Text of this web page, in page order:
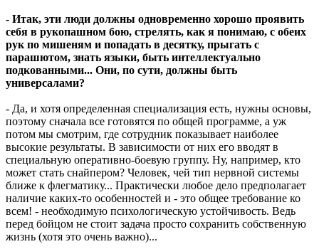
- Итак, эти люди должны одновременно хорошо проявить
себя в рукопашном бою, стрелять, как я понимаю, с обеих
рук по мишеням и попадать в десятку, прыгать с
парашютом, знать языки, быть интеллектуально
подкованными... Они, по сути, должны быть
универсалами?
- Да, и хотя определенная специализация есть, нужны основы,
поэтому сначала все готовятся по общей программе, а уж
потом мы смотрим, где сотрудник показывает наиболее
высокие результаты. В зависимости от них его вводят в
специальную оперативно-боевую группу. Ну, например, кто
может стать снайпером? Человек, чей тип нервной системы
ближе к флегматику... Практически любое дело предполагает
наличие каких-то особенностей и - это общее требование ко
всем! - необходимую психологическую устойчивость. Ведь
перед бойцом не стоит задача просто сохранить собственную
жизнь (хотя это очень важно)...